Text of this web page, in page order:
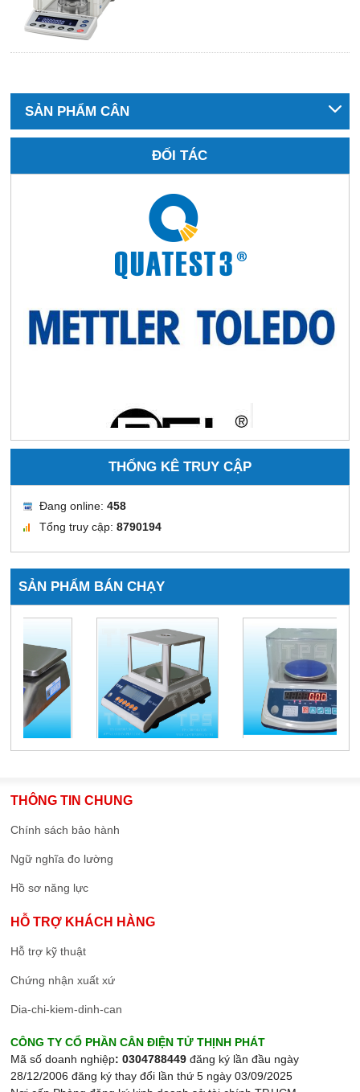
SẢN PHẨM CÂN
ĐỐI TÁC
THỐNG KÊ TRUY CẬP
Đang online:458
Tổng truy cập:8790194
SẢN PHẨM BÁN CHẠY
THÔNG TIN CHUNG
Chính sách bảo hành
Ngữ nghĩa đo lường
Hồ sơ năng lực
HỖ TRỢ KHÁCH HÀNG
Hỗ trợ kỹ thuật
Chứng nhận xuất xứ
Dia-chi-kiem-dinh-can
CÔNG TY CỔ PHẦN CÂN ĐIỆN TỬ THỊNH PHÁT
Mã số doanh nghiệp: 0304788449 đăng ký lần đầu ngày
28/12/2006 đăng ký thay đổi lần thứ 5 ngày 03/09/2025